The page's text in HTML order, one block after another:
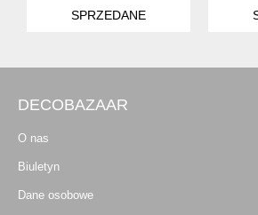
SPRZEDANE
DECOBAZAAR
O nas
Biuletyn
Dane osobowe